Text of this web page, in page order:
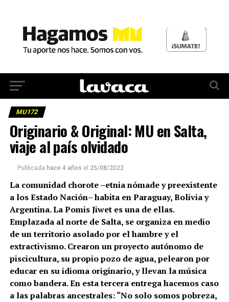
MU172
Originario & Original: MU en Salta,
viaje al país olvidado
Publicada hace 4 años el 25/08/2022
La comunidad chorote –etnia nómade y preexistente
a los Estado Nación– habita en Paraguay, Bolivia y
Argentina. La Pomis Jiwet es una de ellas.
Emplazada al norte de Salta, se organiza en medio
de un territorio asolado por el hambre y el
extractivismo. Crearon un proyecto autónomo de
piscicultura, su propio pozo de agua, pelearon por
educar en su idioma originario, y llevan la música
como bandera. En esta tercera entrega hacemos caso
a las palabras ancestrales: “No solo somos pobreza,